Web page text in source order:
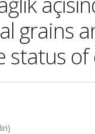
grains
of